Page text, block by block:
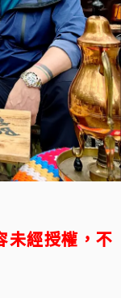
未經授權，不